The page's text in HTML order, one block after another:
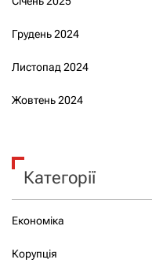
Грудень 2024
Листопад 2024
Жовтень 2024
Категорії
Економіка
Корупція